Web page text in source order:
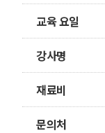
교육 요일
강사명
재료비
문의처